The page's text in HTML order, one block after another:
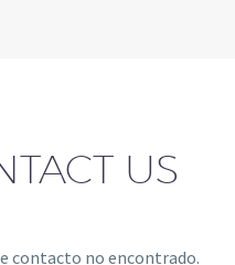
US
contacto no encontrado.